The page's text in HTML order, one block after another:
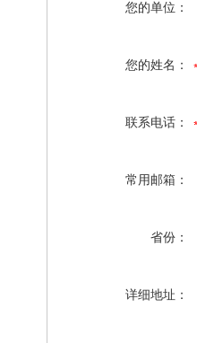
您的单位：
您的姓名：
联系电话：
常用邮箱：
省份：
详细地址：